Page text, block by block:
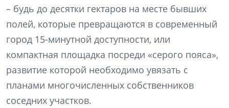
– будь до десятки гектаров на месте бывших
полей, которые превращаются в современный
город 15-минутной доступности, или
компактная площадка посреди «серого пояса»,
развитие которой необходимо увязать с
планами многочисленных собственников
соседних участков.